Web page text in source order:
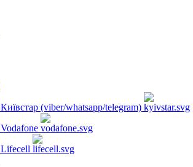
Київстар (viber/whatsapp/telegram)
Vodafone
Lifecell